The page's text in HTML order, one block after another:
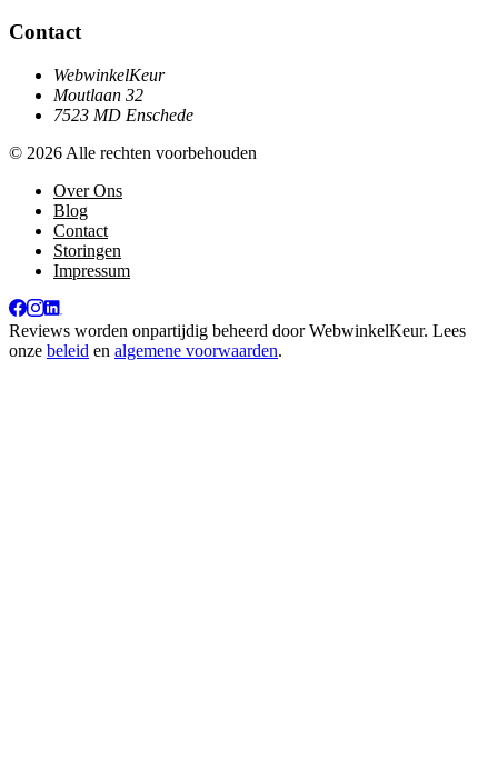
Contact
WebwinkelKeur
Moutlaan 32
7523 MD Enschede
© 2026 Alle rechten voorbehouden
Over Ons
Blog
Contact
Storingen
Impressum
Reviews worden onpartijdig beheerd doorWebwinkelKeur. Lees
onze beleid en algemene voorwaarden.